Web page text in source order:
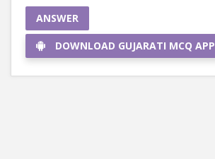
ANSWER
DOWNLOAD GUJARATI MCQ APP